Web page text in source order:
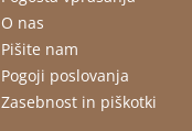
O nas
Pišite nam
Pogoji poslovanja
Zasebnost in piškotki